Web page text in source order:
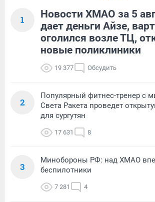
1
Новости ХМАО за 5
дает деньги Айзе,
оголился возле ТЦ,
новые поликлиники
19 377 Обсудить
2
Популярный фитнес-тренер с
Света Ракета проведет
для сургутян
17 631 8
3
Минобороны РФ: над ХМАО
беспилотники
7 281 4